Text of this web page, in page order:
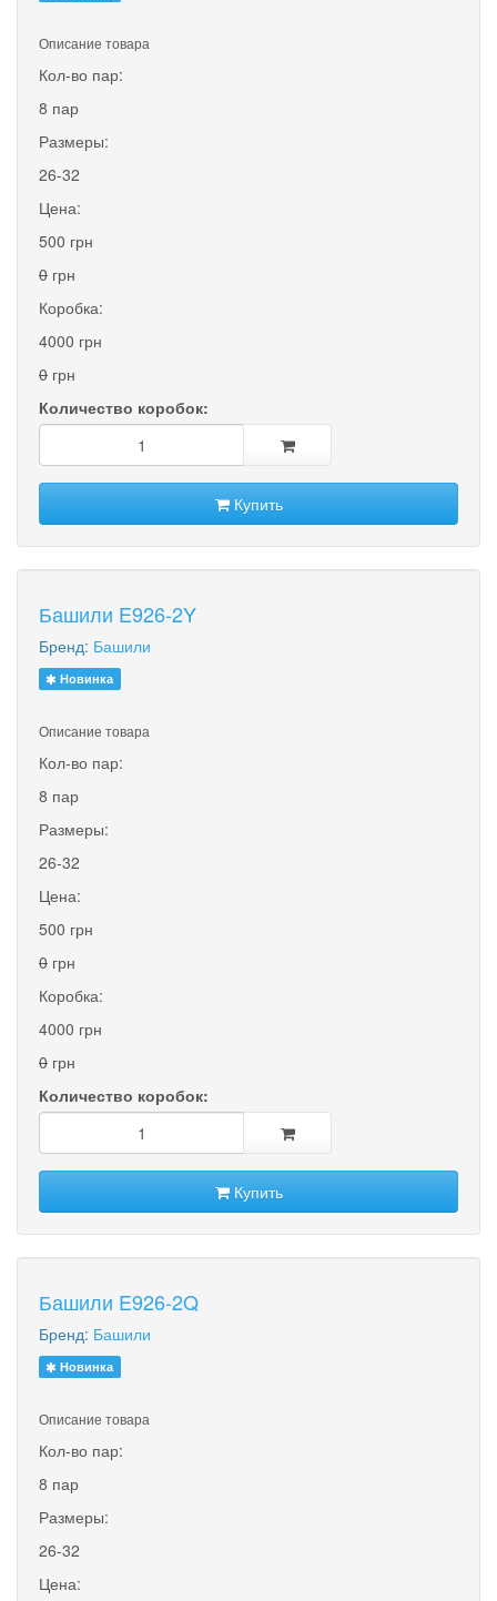
Описание товара
Кол-во пар:
8 пар
Размеры:
26-32
Цена:
500 грн
0 грн
Коробка:
4000 грн
0 грн
Количество коробок:
Купить
Башили E926-2Y
Бренд: Башили
Новинка
Описание товара
Кол-во пар:
8 пар
Размеры:
26-32
Цена:
500 грн
0 грн
Коробка:
4000 грн
0 грн
Количество коробок:
Купить
Башили E926-2Q
Бренд: Башили
Новинка
Описание товара
Кол-во пар:
8 пар
Размеры:
26-32
Цена: